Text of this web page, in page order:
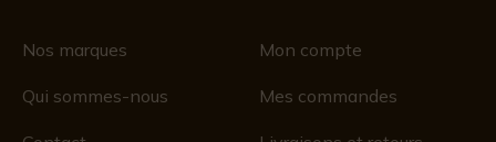
Nos marques
Qui sommes-nous
Mon compte
Mes commandes